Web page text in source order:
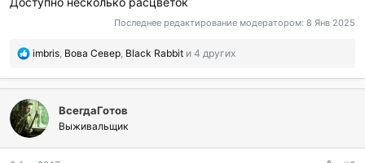
Последнее редактирование модератором: 8 Янв 2025
П
б
л
а
г
о
imbris, Вова Север, Black Rabbit и 4 других
ВсегдаГотов
Выживальщик